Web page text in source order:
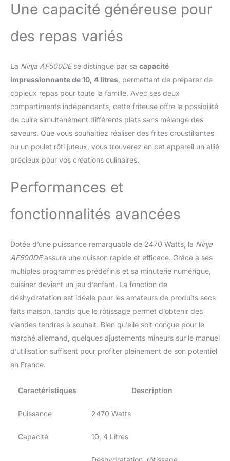
Une capacité généreuse pour
des repas variés
La Ninja AF500DEse distingue par sa capacité
impressionnante de 10, 4 litres , permettant de préparer de
copieux repas pour toute la famille. Avec ses deux
compartiments indépendants, cette friteuse offre la possibilité
de cuire simultanément différents plats sans mélange des
saveurs. Que vous souhaitiez réaliser des frites croustillantes
ou un poulet rôti juteux, vous trouverez en cet appareil un allié
précieux pour vos créations culinaires.
Performances et
fonctionnalités avancées
Dotée d’une puissance remarquable de 2470 Watts, la Ninja
AF500DEassure une cuisson rapide et efficace. Grâce à ses
multiples programmes prédéfinis et sa minuterie numérique,
cuisiner devient un jeu d’enfant. La fonction de
déshydratation est idéale pour les amateurs de produits secs
faits maison, tandis que le rôtissage permet d’obtenir des
viandes tendres à souhait. Bien qu’elle soit conçue pour le
marché allemand, quelques ajustements mineurs sur le manuel
d’utilisation suffisent pour profiter pleinement de son potentiel
en France.
Caractéristiques Description
Puissance 2470 Watts
Capacité 10, 4 Litres